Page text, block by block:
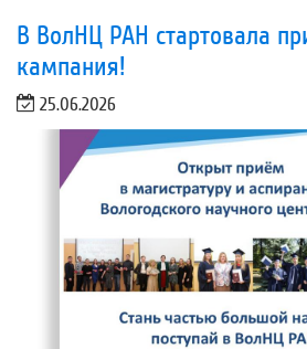
В ВолНЦ РАН стартовала
кампания!
25.06.2026